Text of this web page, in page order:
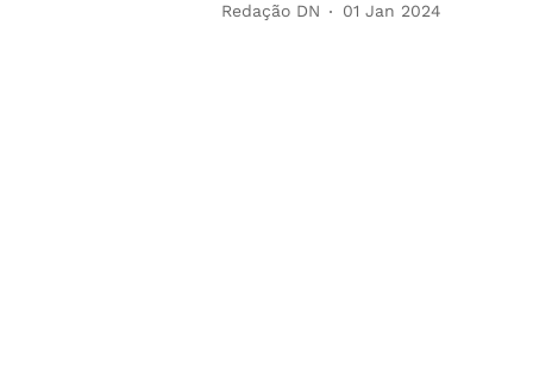
Redação DN 01 Jan 2024